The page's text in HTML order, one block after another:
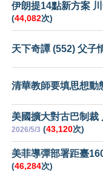
伊朗提14點新方案
(44,082次)
天下奇譚 (552) 父子
清華教師要填思想動
美國擴大對古巴制裁
2026/5/3 (43,120次)
美菲導彈部署距臺
(46,284次)